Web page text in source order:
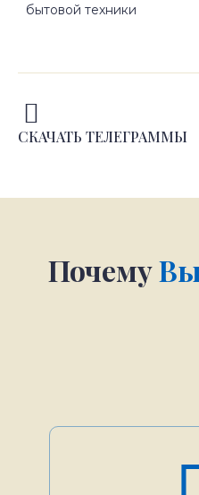
бытовой техники
СКАЧАТЬ ТЕЛЕГРАММЫ
Почему